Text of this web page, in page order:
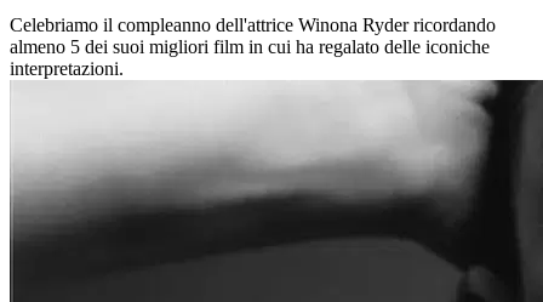
Celebriamo il compleanno dell'attrice Winona Ryder ricordando
almeno 5 dei suoi migliori film in cui ha regalato delle iconiche
interpretazioni.